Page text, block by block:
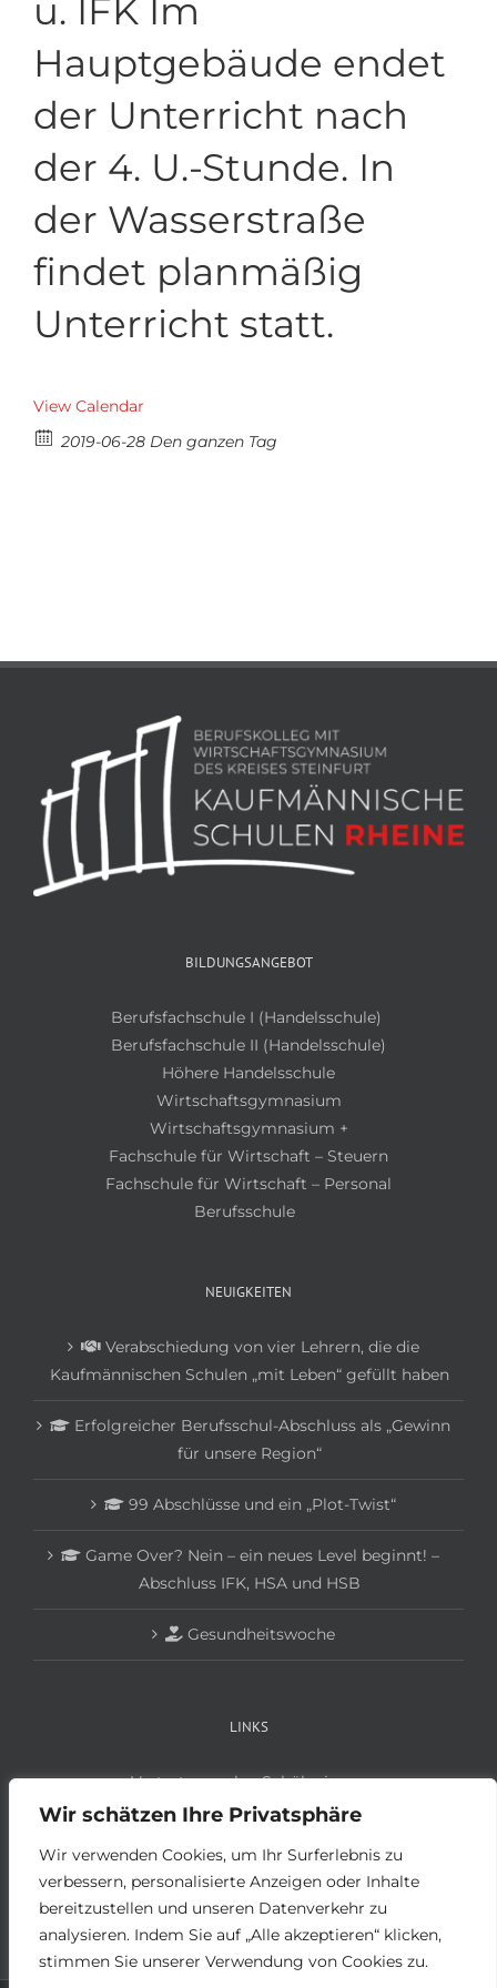
Wir schätzen Ihre Privatsphäre
Wir verwenden Cookies, um Ihr Surferlebnis zu
verbessern, personalisierte Anzeigen oder Inhalte
bereitzustellen und unseren Datenverkehr zu
analysieren. Indem Sie auf „Alle akzeptieren“ klicken,
stimmen Sie unserer Verwendung von Cookies zu.
u. IFK Im
Hauptgebäude endet
der Unterricht nach
der 4. U.-Stunde. In
der Wasserstraße
findet planmäßig
Unterricht statt.
View Calendar
2019-06-28 Den ganzen Tag
BILDUNGSANGEBOT
Berufsfachschule I (Handelsschule)
Berufsfachschule II (Handelsschule)
Höhere Handelsschule
Wirtschaftsgymnasium
Wirtschaftsgymnasium +
Fachschule für Wirtschaft – Steuern
Fachschule für Wirtschaft – Personal
Berufsschule
NEUIGKEITEN
Verabschiedung von vier Lehrern, die die
Kaufmännischen Schulen „mit Leben“ gefüllt haben
Erfolgreicher Berufsschul-Abschluss als „Gewinn
für unsere Region“
99 Abschlüsse und ein „Plot-Twist“
Game Over? Nein – ein neues Level beginnt! –
Abschluss IFK, HSA und HSB
Gesundheitswoche
LINKS
Vertretungsplan Schüler:innen
Vertretungsplan Lehrer:innen
Anmeldung Betriebe